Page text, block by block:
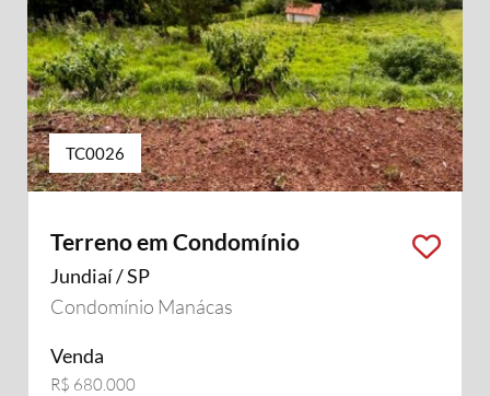
TC0026
Terreno em Condomínio
Jundiaí / SP
Condomínio Manácas
Venda
R$ 680.000